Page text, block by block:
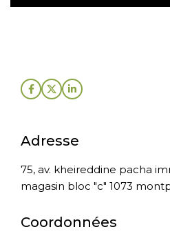
Adresse
75, av. kheireddine pacha
magasin bloc "c" 1073
Coordonnées